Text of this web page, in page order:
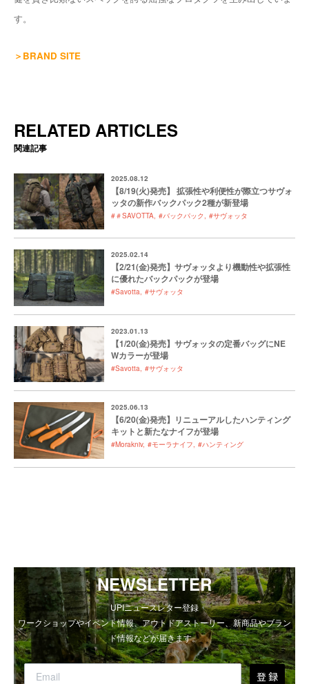
す。
＞BRAND SITE
RELATED ARTICLES
関連記事
2025.08.12
【8/19(火)発売】 拡張性や利便性が際立つサヴォ
ッタの新作バックパック2種が新登場
#＃SAVOTTA #バックパック #サヴォッタ
2025.02.14
【2/21(金)発売】サヴォッタより機動性や拡張性
に優れたバックパックが登場
#Savotta #サヴォッタ
2023.01.13
【1/20(金)発売】サヴォッタの定番バッグにNE
Wカラーが登場
#Savotta #サヴォッタ
2025.06.13
【6/20(金)発売】リニューアルしたハンティング
キットと新たなナイフが登場
#Morakniv #モーラナイフ #ハンティング
NEWSLETTER
UPIニュースレター登録
ワークショップやイベント情報、アウトドアストーリー、新商品やブラン
ド情報などが届きます。
登 録